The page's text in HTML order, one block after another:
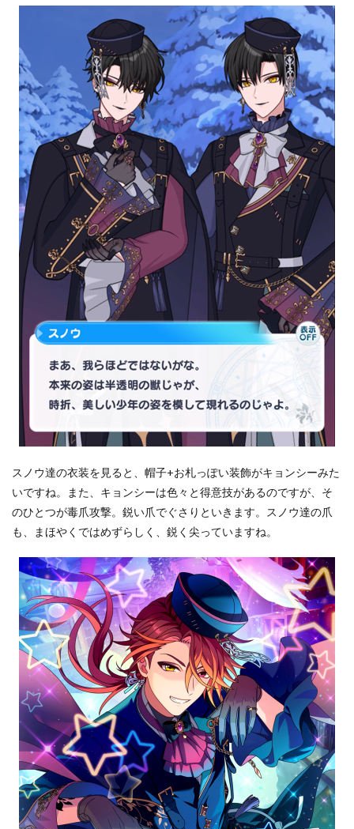
す
の
狐
と
シ
ュ
ス
燭
の
典
ご
4.1
参
考
文
関
連
記
事
スノウ達の衣装を見ると、帽子+お札っぽい装飾がキョンシーみた
いですね。また、キョンシーは色々と得意技があるのですが、そ
のひとつが毒爪攻撃。鋭い爪でぐさりといきます。スノウ達の爪
も、まほやくではめずらしく、鋭く尖っていますね。